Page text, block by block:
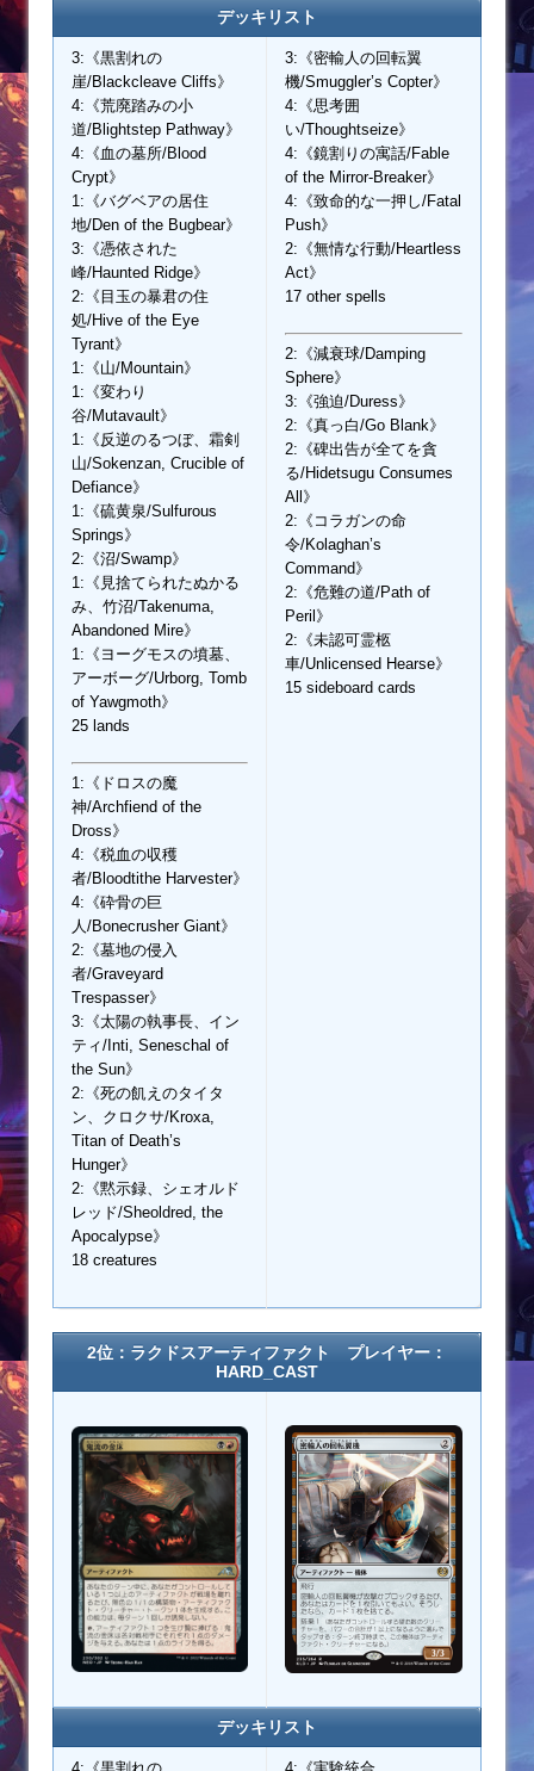
デッキリスト
3:《黒割れの
崖/Blackcleave Cliffs》
4:《荒廃踏みの小
道/Blightstep Pathway》
4:《血の墓所/Blood
Crypt》
1:《バグベアの居住
地/Den of the Bugbear》
3:《憑依された
峰/Haunted Ridge》
2:《目玉の暴君の住
処/Hive of the Eye
Tyrant》
1:《山/Mountain》
1:《変わり
谷/Mutavault》
1:《反逆のるつぼ、霜剣
山/Sokenzan, Crucible of
Defiance》
1:《硫黄泉/Sulfurous
Springs》
2:《沼/Swamp》
1:《見捨てられたぬかる
み、竹沼/Takenuma,
Abandoned Mire》
1:《ヨーグモスの墳墓、
アーボーグ/Urborg, Tomb
of Yawgmoth》
25 lands
1:《ドロスの魔
神/Archfiend of the
Dross》
4:《税血の収穫
者/Bloodtithe Harvester》
4:《砕骨の巨
人/Bonecrusher Giant》
2:《墓地の侵入
者/Graveyard
Trespasser》
3:《太陽の執事長、イン
ティ/Inti, Seneschal of
the Sun》
2:《死の飢えのタイタ
ン、クロクサ/Kroxa,
Titan of Death’s
Hunger》
2:《黙示録、シェオルド
レッド/Sheoldred, the
Apocalypse》
18 creatures
3:《密輸人の回転翼
機/Smuggler’s Copter》
4:《思考囲
い/Thoughtseize》
4:《鏡割りの寓話/Fable
of the Mirror-Breaker》
4:《致命的な一押し/Fatal
Push》
2:《無情な行動/Heartless
Act》
17 other spells
2:《減衰球/Damping
Sphere》
3:《強迫/Duress》
2:《真っ白/Go Blank》
2:《碑出告が全てを貪
る/Hidetsugu Consumes
All》
2:《コラガンの命
令/Kolaghan’s
Command》
2:《危難の道/Path of
Peril》
2:《未認可霊柩
車/Unlicensed Hearse》
15 sideboard cards
2位：ラクドスアーティファクト プレイヤー：
HARD_CAST
デッキリスト